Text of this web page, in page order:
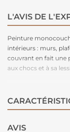
L'AVIS DE
Peinture
intérieurs : murs,
couvrant en fait une
aux chocs et à sa
temps. Disponible
AVIS